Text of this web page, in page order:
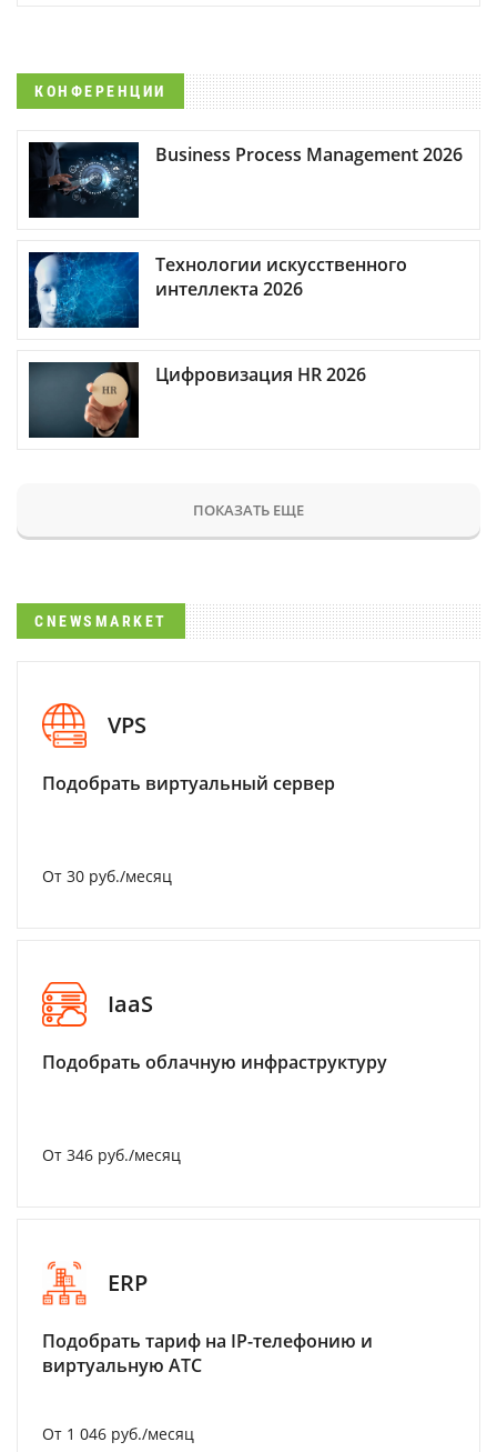
КОНФЕРЕНЦИИ
Business Process Management 2026
Технологии искусственного
интеллекта 2026
Цифровизация HR 2026
ПОКАЗАТЬ ЕЩЕ
CNEWSMARKET
VPS
Подобрать виртуальный сервер
От 30 руб./месяц
IaaS
Подобрать облачную инфраструктуру
От 346 руб./месяц
ERP
Подобрать тариф на IP-телефонию и
виртуальную АТС
От 1 046 руб./месяц